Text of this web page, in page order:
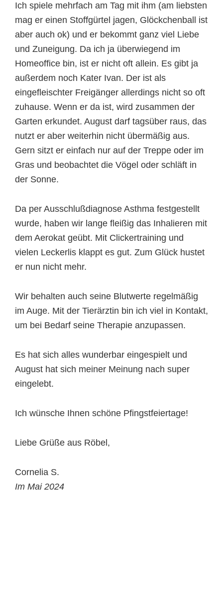
Ich spiele mehrfach am Tag mit ihm (am liebsten
mag er einen Stoffgürtel jagen, Glöckchenball ist
aber auch ok) und er bekommt ganz viel Liebe
und Zuneigung. Da ich ja überwiegend im
Homeoffice bin, ist er nicht oft allein. Es gibt ja
außerdem noch Kater Ivan. Der ist als
eingefleischter Freigänger allerdings nicht so oft
zuhause. Wenn er da ist, wird zusammen der
Garten erkundet. August darf tagsüber raus, das
nutzt er aber weiterhin nicht übermäßig aus.
Gern sitzt er einfach nur auf der Treppe oder im
Gras und beobachtet die Vögel oder schläft in
der Sonne.
Da per Ausschlußdiagnose Asthma festgestellt
wurde, haben wir lange fleißig das Inhalieren mit
dem Aerokat geübt. Mit Clickertraining und
vielen Leckerlis klappt es gut. Zum Glück hustet
er nun nicht mehr.
Wir behalten auch seine Blutwerte regelmäßig
im Auge. Mit der Tierärztin bin ich viel in Kontakt,
um bei Bedarf seine Therapie anzupassen.
Es hat sich alles wunderbar eingespielt und
August hat sich meiner Meinung nach super
eingelebt.
Ich wünsche Ihnen schöne Pfingstfeiertage!
Liebe Grüße aus Röbel,
Cornelia S.
Im Mai 2024